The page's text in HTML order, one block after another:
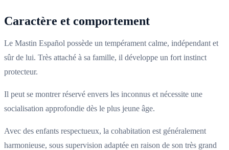
Caractère et comportement
Le Mastin Español possède un tempérament calme, indépendant et
sûr de lui. Très attaché à sa famille, il développe un fort instinct
protecteur.
Il peut se montrer réservé envers les inconnus et nécessite une
socialisation approfondie dès le plus jeune âge.
Avec des enfants respectueux, la cohabitation est généralement
harmonieuse, sous supervision adaptée en raison de son très grand